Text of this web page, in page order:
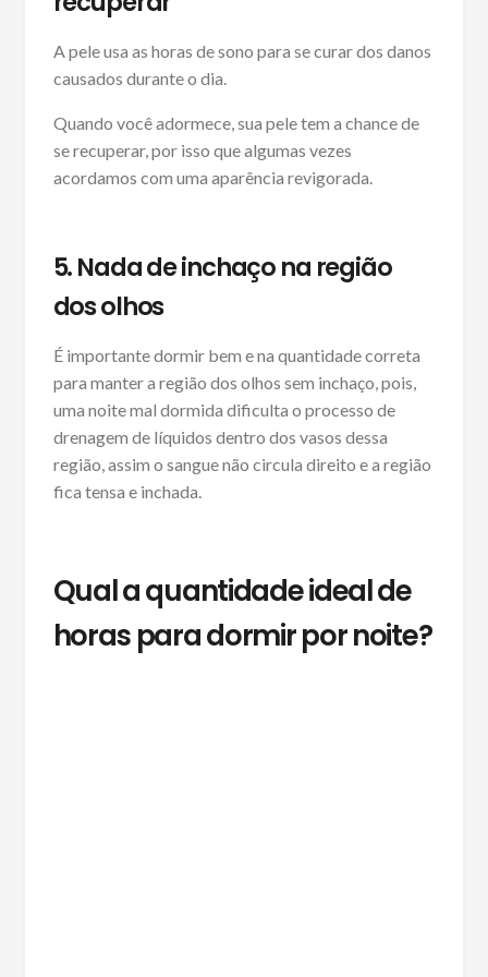
A pele usa as horas de sono para se curar dos danos
causados durante o dia.
Quando você adormece, sua pele tem a chance de
se recuperar, por isso que algumas vezes
acordamos com uma aparência revigorada.
5. Nada deinchaçona região
dos olhos
É importante dormir bem e na quantidade correta
para manter a região dos olhos sem inchaço, pois,
uma noite mal dormida dificulta o processo de
drenagem de líquidos dentro dos vasos dessa
região, assim o sangue não circula direito e a região
fica tensa e inchada.
Qual a quantidade ideal de
horas para dormir por noite?